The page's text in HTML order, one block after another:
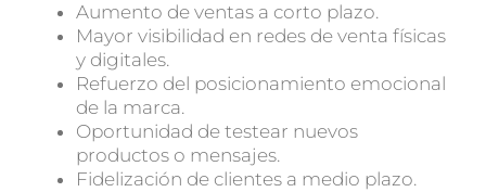
Aumento de ventas a corto plazo.
Mayor visibilidad en redes de venta físicas
y digitales.
Refuerzo del posicionamiento emocional
de la marca.
Oportunidad de testear nuevos
productos o mensajes.
Fidelización de clientes a medio plazo.